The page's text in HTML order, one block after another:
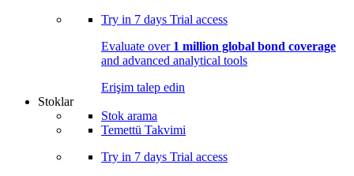
Try in 7 days Trial access
Evaluate over 1 million global bond coverage
and advanced analytical tools
Erişim talep edin
Stoklar
Stok arama
Temettü Takvimi
Try in 7 days Trial access